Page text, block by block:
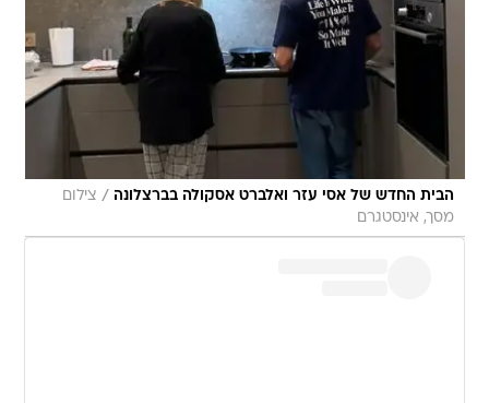
הבית החדש של אסי עזר ואלברט אסקולה בברצלונה / צילום
מסך, אינסטגרם